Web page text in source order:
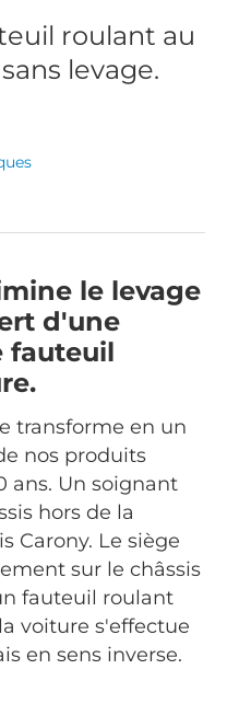
roulant au
levage.
le levage
d'une
fauteuil
transforme en un
nos produits
ans. Un soignant
hors de la
Carony. Le siège
sur le châssis
fauteuil roulant
voiture s'effectue
en sens inverse.